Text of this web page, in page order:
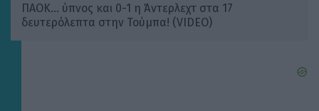
ΠΑΟΚ… ύπνος και 0-1 η Άντερλεχτ στα 17
δευτερόλεπτα στην Τούμπα! (VIDEO)